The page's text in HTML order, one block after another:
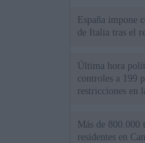
España impone
de Italia tras el
Última hora
controles a 199
restricciones en
Más de 800.000
residentes en